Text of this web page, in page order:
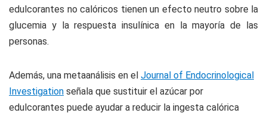
edulcorantes no calóricos tienen un efecto neutro sobre la
glucemia y la respuesta insulínica en la mayoría de las
personas.
Además, una metaanálisis en el Journal of Endocrinological
Investigation señala que sustituir el azúcar por
edulcorantes puede ayudar a reducir la ingesta calórica